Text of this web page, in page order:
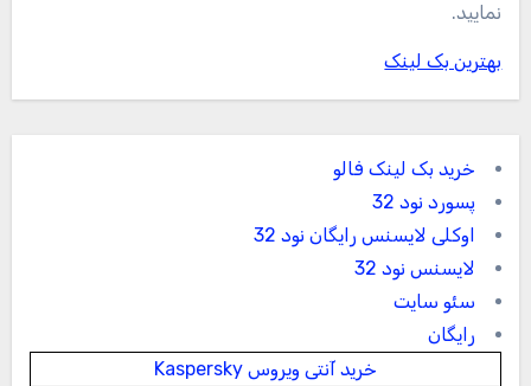
نمایید.
بهترین بک لینک
خرید بک لینک فالو
پسورد نود 32
اوکلی لایسنس رایگان نود 32
لایسنس نود 32
سئو سایت
رایگان
خرید آنتی ویروس Kaspersky